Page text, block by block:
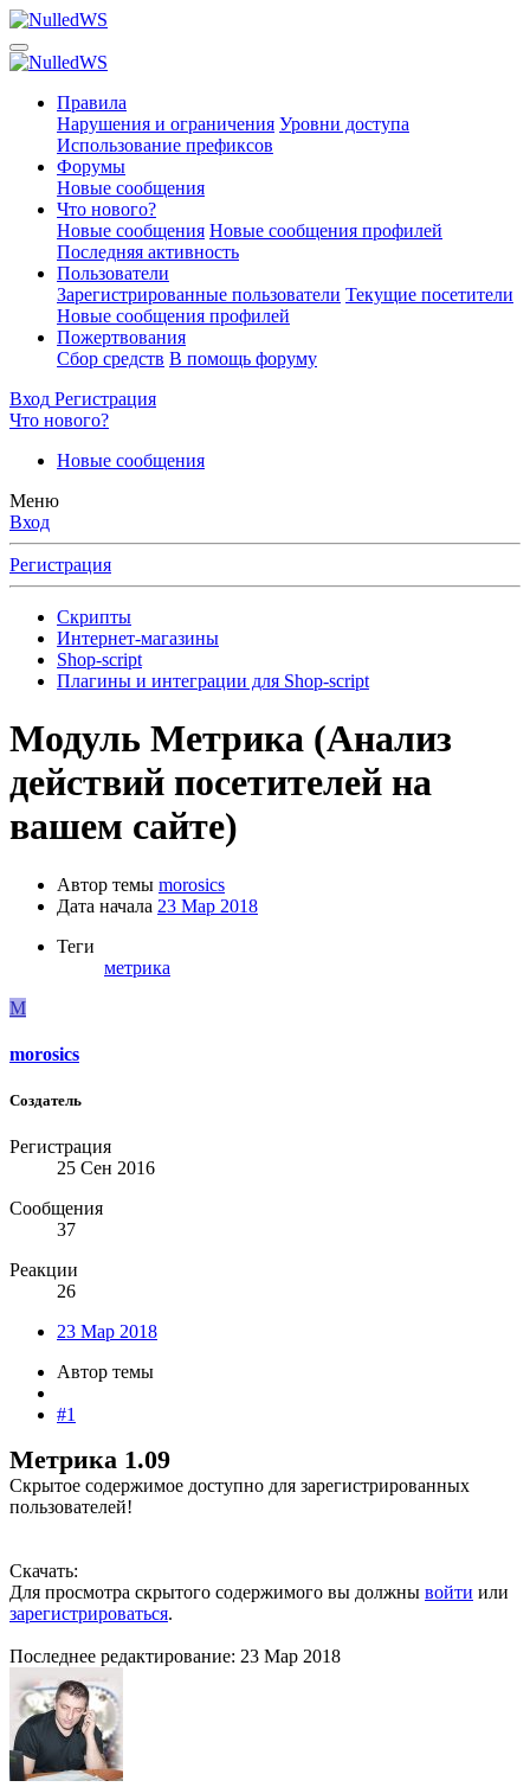
Правила
Нарушения и ограничения Уровни доступа
Использование префиксов
Форумы
Новые сообщения
Что нового?
Новые сообщения Новые сообщения профилей
Последняя активность
Пользователи
Зарегистрированные пользователи Текущие посетители
Новые сообщения профилей
Пожертвования
Сбор средств В помощь форуму
Вход Регистрация
Что нового?
Новые сообщения
Меню
Вход
Регистрация
Скрипты
Интернет-магазины
Shop-script
Плагины и интеграции для Shop-script
Модуль Метрика (Анализ
действий посетителей на
вашем сайте)
Автор темы morosics
Дата начала 23 Мар 2018
Теги
метрика
M
morosics
Создатель
Регистрация
25 Сен 2016
Сообщения
37
Реакции
26
23 Мар 2018
Автор темы
#1
Метрика 1.09
Скрытое содержимое доступно для зарегистрированных
пользователей!
Скачать:
Для просмотра скрытого содержимого вы должны войти или
зарегистрироваться.
Последнее редактирование: 23 Мар 2018